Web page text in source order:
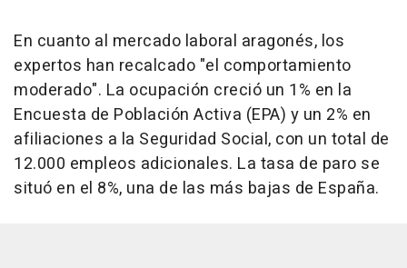
En cuanto al mercado laboral aragonés, los
expertos han recalcado "el comportamiento
moderado". La ocupación creció un 1% en la
Encuesta de Población Activa (EPA) y un 2% en
afiliaciones a la Seguridad Social, con un total de
12.000 empleos adicionales. La tasa de paro se
situó en el 8%, una de las más bajas de España.